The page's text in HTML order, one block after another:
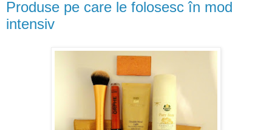
Produse pe care le folosesc în mod
intensiv